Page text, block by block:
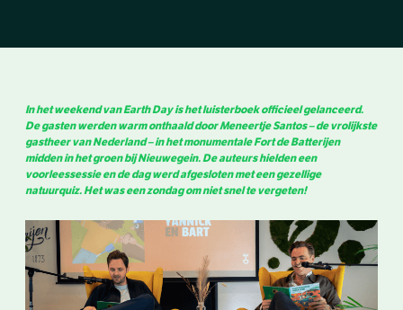
In het weekend van Earth Day is het luisterboek officieel gelanceerd.
De gasten werden warm onthaald door Meneertje Santos – de vrolijkste
gastheer van Nederland – in het monumentale Fort de Batterijen
midden in het groen bij Nieuwegein. De auteurs hielden een
voorleessessie en de dag werd afgesloten met een gezellige
natuurquiz. Het was een zondag om niet snel te vergeten!